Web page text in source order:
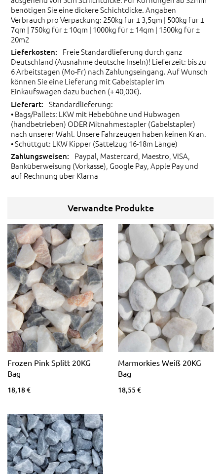
benötigen Sie eine dickere Schichtdicke. Angaben
Verbrauch pro Verpackung: 250kg für ± 3,5qm | 500kg für ±
7qm | 750kg für ± 10qm | 1000kg für ± 14qm | 1500kg für ±
20m2
Freie Standardlieferung durch ganz
Deutschland (Ausnahme deutsche Inseln)! Lieferzeit: bis zu
6 Arbeitstagen (Mo-Fr) nach Zahlungseingang. Auf Wunsch
können Sie eine Lieferung mit Gabelstapler im
Einkaufswagen dazu buchen (+ 40,00€).
Standardlieferung:
• Bags/Pallets: LKW mit Hebebühne und Hubwagen
(handbetrieben) ODER Mitnahmestapler (Gabelstapler)
nach unserer Wahl. Unsere Fahrzeugen haben keinen Kran.
• Schüttgut: LKW Kipper (Sattelzug 16-18m Länge)
Paypal, Mastercard, Maestro, VISA,
Banküberweisung (Vorkasse), Google Pay, Apple Pay und
auf Rechnung über Klarna
Verwandte Produkte
Frozen Pink Splitt 20KG
Bag
18,18 €
Marmorkies Weiß 20KG
Bag
18,55 €